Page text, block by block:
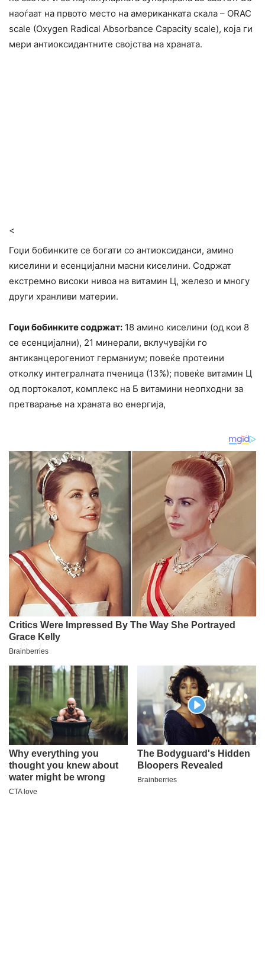
наоѓаат на првото место на американката скала – ORAC
scale (Oxygen Radical Absorbance Capacity scale), која ги
мери антиоксидантните својства на храната.
<
Гоџи бобинките се богати со антиоксиданси, амино
киселини и есенцијални масни киселини. Содржат
екстремно високи нивоа на витамин Ц, железо и многу
други хранливи материи.
Гоџи бобинките содржат: 18 амино киселини (од кои 8
се есенцијални), 21 минерали, вклучувајќи го
антиканцерогениот германиум; повеќе протеини
отколку интегралната пченица (13%); повеќе витамин Ц
од портокалот, комплекс на Б витамини неопходни за
претварање на храната во енергија,